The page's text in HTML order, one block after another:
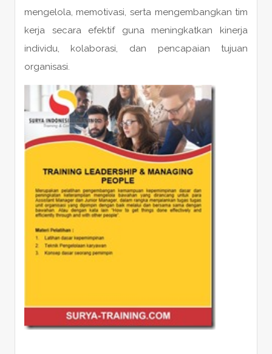
mengelola, memotivasi, serta mengembangkan tim
kerja secara efektif guna meningkatkan kinerja
individu, kolaborasi, dan pencapaian tujuan
organisasi.